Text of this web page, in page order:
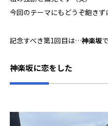
今回のテーマにもどうぞ飽きず
記念すべき第1回目は…神楽坂
神楽坂に恋をした